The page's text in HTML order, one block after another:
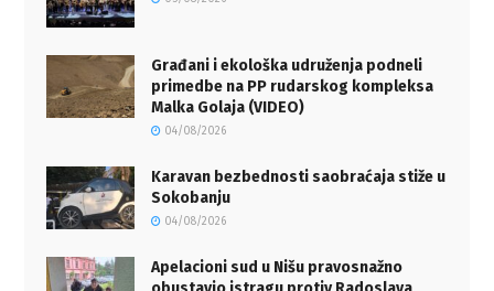
Građani i ekološka udruženja podneli
primedbe na PP rudarskog kompleksa
Malka Golaja (VIDEO)
04/08/2026
Karavan bezbednosti saobraćaja stiže u
Sokobanju
04/08/2026
Apelacioni sud u Nišu pravosnažno